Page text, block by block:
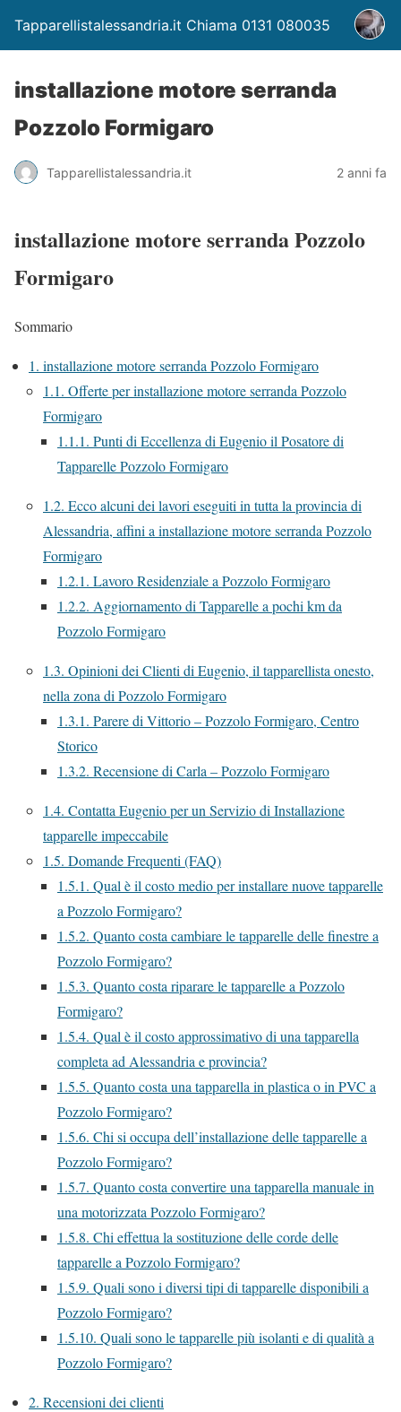
Tapparellistalessandria.it Chiama 0131 080035
installazione motore serranda
Pozzolo Formigaro
Tapparellistalessandria.it 2 anni fa
installazione motore serranda Pozzolo
Formigaro
Sommario
1. installazione motore serranda Pozzolo Formigaro
1.1. Offerte per installazione motore serranda Pozzolo
Formigaro
1.1.1. Punti di Eccellenza di Eugenio il Posatore di
Tapparelle Pozzolo Formigaro
1.2. Ecco alcuni dei lavori eseguiti in tutta la provincia di
Alessandria, affini a installazione motore serranda Pozzolo
Formigaro
1.2.1. Lavoro Residenziale a Pozzolo Formigaro
1.2.2. Aggiornamento di Tapparelle a pochi km da
Pozzolo Formigaro
1.3. Opinioni dei Clienti di Eugenio, il tapparellista onesto,
nella zona di Pozzolo Formigaro
1.3.1. Parere di Vittorio – Pozzolo Formigaro, Centro
Storico
1.3.2. Recensione di Carla – Pozzolo Formigaro
1.4. Contatta Eugenio per un Servizio di Installazione
tapparelle impeccabile
1.5. Domande Frequenti (FAQ)
1.5.1. Qual è il costo medio per installare nuove tapparelle
a Pozzolo Formigaro?
1.5.2. Quanto costa cambiare le tapparelle delle finestre a
Pozzolo Formigaro?
1.5.3. Quanto costa riparare le tapparelle a Pozzolo
Formigaro?
1.5.4. Qual è il costo approssimativo di una tapparella
completa ad Alessandria e provincia?
1.5.5. Quanto costa una tapparella in plastica o in PVC a
Pozzolo Formigaro?
1.5.6. Chi si occupa dell’installazione delle tapparelle a
Pozzolo Formigaro?
1.5.7. Quanto costa convertire una tapparella manuale in
una motorizzata Pozzolo Formigaro?
1.5.8. Chi effettua la sostituzione delle corde delle
tapparelle a Pozzolo Formigaro?
1.5.9. Quali sono i diversi tipi di tapparelle disponibili a
Pozzolo Formigaro?
1.5.10. Quali sono le tapparelle più isolanti e di qualità a
Pozzolo Formigaro?
2. Recensioni dei clienti